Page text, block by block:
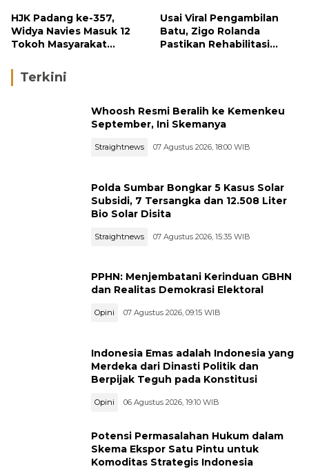
HJK Padang ke-357,
Widya Navies Masuk 12
Tokoh Masyarakat
Pemko Padang
Usai Viral Pengambilan
Batu, Zigo Rolanda
Pastikan Rehabilitasi
Terkini
Whoosh Resmi Beralih ke Kemenkeu
September, Ini Skemanya
Straightnews 07 Agustus 2026, 18:00 WIB
Polda Sumbar Bongkar 5 Kasus Solar
Subsidi, 7 Tersangka dan 12.508 Liter
Bio Solar Disita
Straightnews 07 Agustus 2026, 15:35 WIB
PPHN: Menjembatani Kerinduan GBHN
dan Realitas Demokrasi Elektoral
Opini 07 Agustus 2026, 09:15 WIB
Indonesia Emas adalah Indonesia yang
Merdeka dari Dinasti Politik dan
Berpijak Teguh pada Konstitusi
Opini 06 Agustus 2026, 19:10 WIB
Potensi Permasalahan Hukum dalam
Skema Ekspor Satu Pintu untuk
Komoditas Strategis Indonesia